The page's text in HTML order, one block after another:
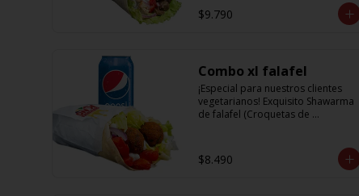
lactonesa  + refrescante bebida de
350 cc
$9.790
Combo xl falafel
¡Especial para nuestros clientes
vegetarianos! Exquisito Shawarma
de falafel (Croquetas de
morada y salsa en base a
lactonesa  +  refrescante bebida
$8.490